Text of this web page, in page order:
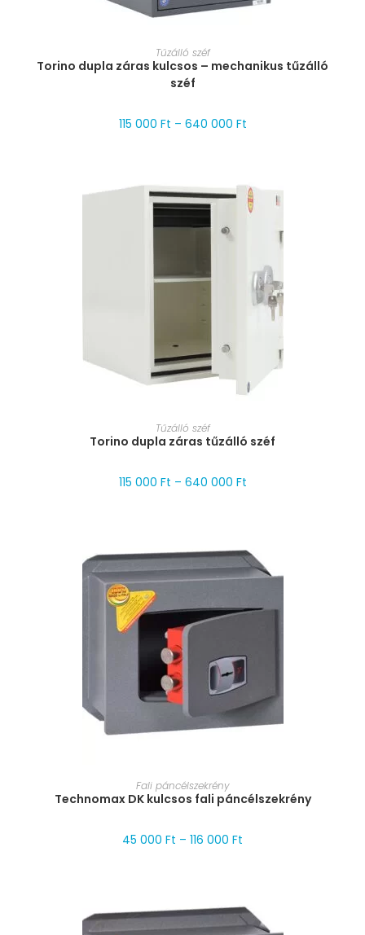
MÉRET VÁLASZTÁSA
Tűzálló széf
Torino dupla záras kulcsos – mechanikus tűzálló
széf
115 000 Ft – 640 000 Ft
MÉRET VÁLASZTÁSA
Tűzálló széf
Torino dupla záras tűzálló széf
115 000 Ft – 640 000 Ft
MÉRET VÁLASZTÁSA
Fali páncélszekrény
Technomax DK kulcsos fali páncélszekrény
45 000 Ft – 116 000 Ft